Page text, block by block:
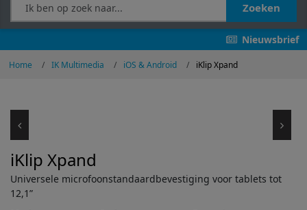
Zoeken
Nieuwsbrief
Home IK Multimedia iOS & Android iKlip Xpand
iKlip Xpand
Universele microfoonstandaardbevestiging voor tablets tot
12,1”